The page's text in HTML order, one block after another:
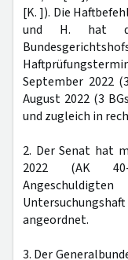
[K. ]). Die
und H. hat
September 2022
August 2022 (3
und zugleich in
2. Der Senat hat
2022 (AK
angeordnet.
3. Der